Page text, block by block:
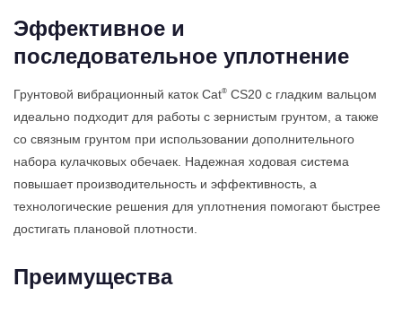
Эффективное и
последовательное уплотнение
Грунтовой вибрационный каток Cat® CS20 c гладким вальцом
идеально подходит для работы с зернистым грунтом, а также
со связным грунтом при использовании дополнительного
набора кулачковых обечаек. Надежная ходовая система
повышает производительность и эффективность, а
технологические решения для уплотнения помогают быстрее
достигать плановой плотности.
Преимущества